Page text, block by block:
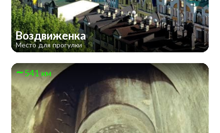
Воздвиженка
Место для прогулки
541 км